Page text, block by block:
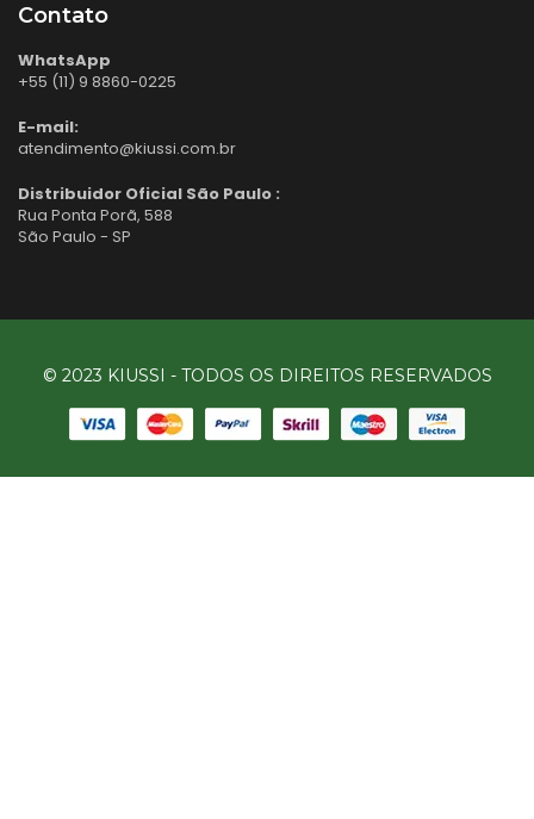
Contato
WhatsApp
+55 (11) 9 8860-0225
E-mail:
atendimento@kiussi.com.br
Distribuidor Oficial São Paulo :
Rua Ponta Porã, 588
São Paulo - SP
© 2023 KIUSSI - TODOS OS DIREITOS RESERVADOS